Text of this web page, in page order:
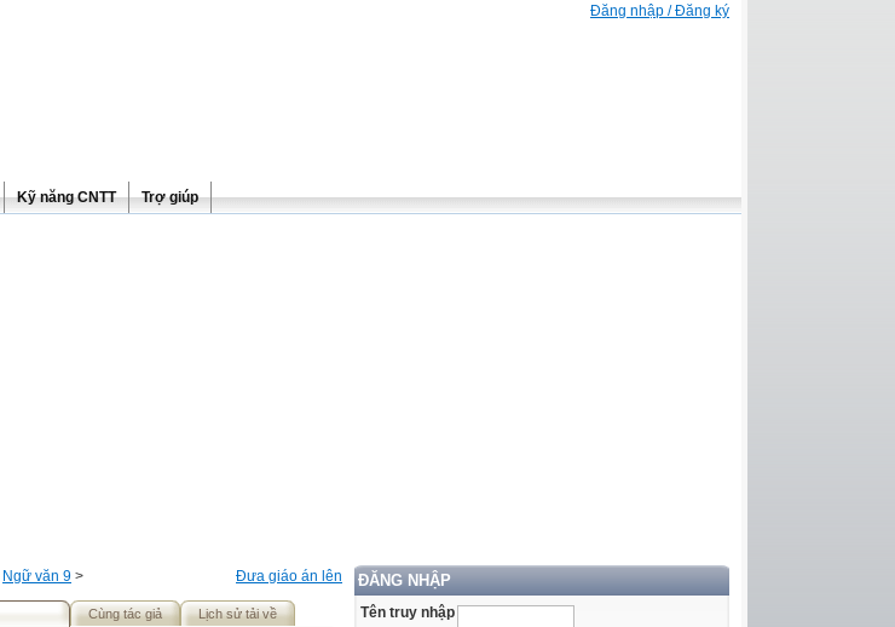
Đăng nhập / Đăng ký
Kỹ năng CNTT Trợ giúp
ĐĂNG NHẬP
Tên truy nhập
Đưa giáo án lên
Ngữ văn 9 >
Cùng tác giả Lịch sử tải về